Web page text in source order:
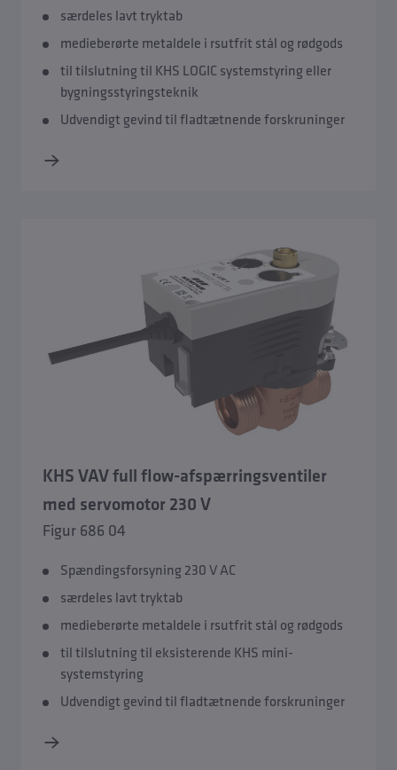
særdeles lavt tryktab
medieberørte metaldele i rsutfrit stål og rødgods
til tilslutning til KHS LOGIC systemstyring eller
bygningsstyringsteknik
Udvendigt gevind til fladtætnende forskruninger
KHS VAV full flow-afspærringsventiler
med servomotor 230 V
Figur 686 04
Spændingsforsyning 230 V AC
særdeles lavt tryktab
medieberørte metaldele i rsutfrit stål og rødgods
til tilslutning til eksisterende KHS mini-
systemstyring
Udvendigt gevind til fladtætnende forskruninger